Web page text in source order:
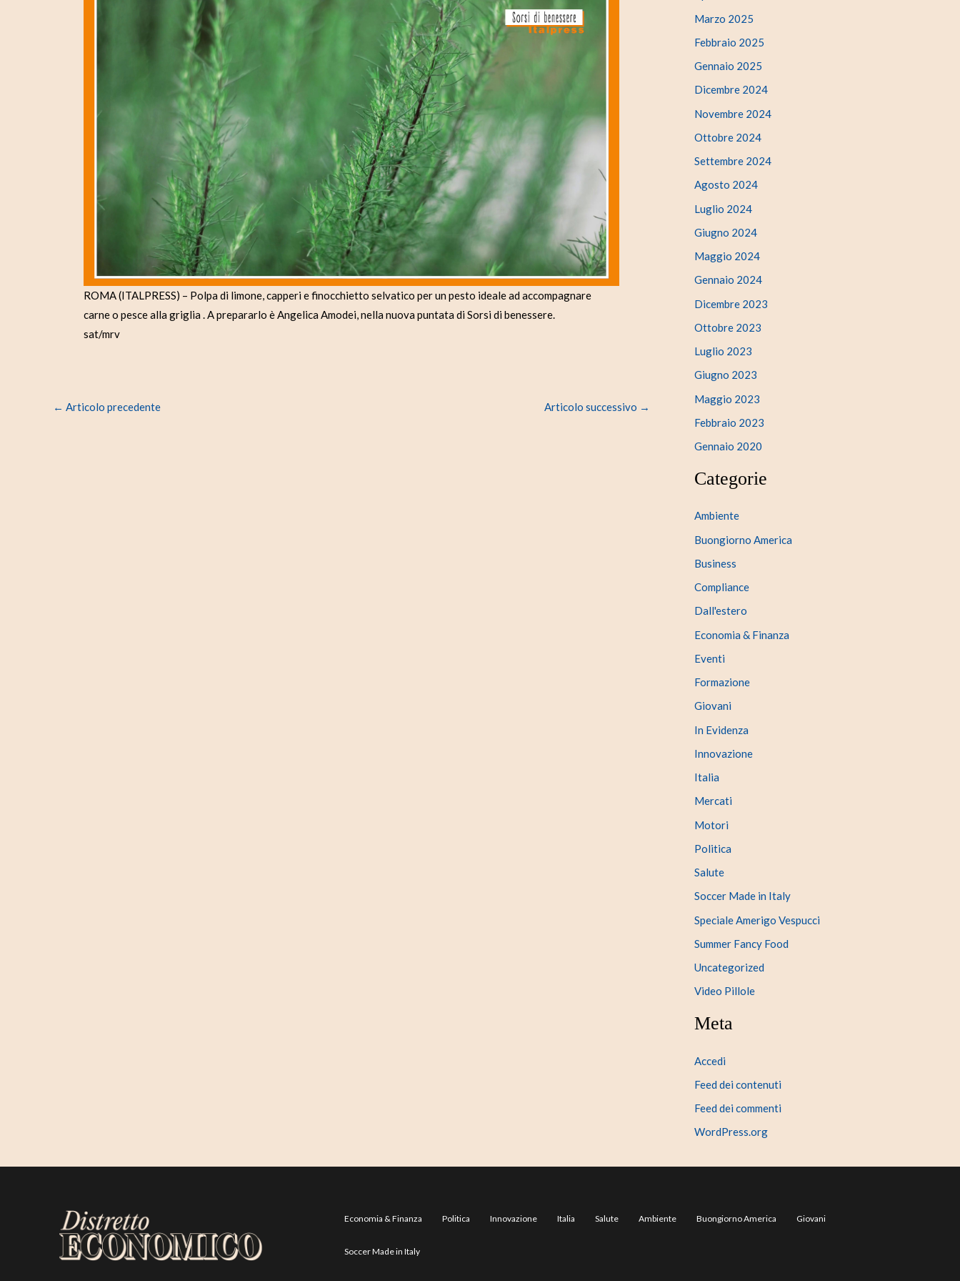
ROMA (ITALPRESS) – Polpa di limone, capperi e finocchietto selvatico per un pesto ideale ad accompagnare
carne o pesce alla griglia . A prepararlo è Angelica Amodei, nella nuova puntata di Sorsi di benessere.
sat/mrv
← Articolo precedente Articolo successivo →
Marzo 2025
Febbraio 2025
Gennaio 2025
Dicembre 2024
Novembre 2024
Ottobre 2024
Settembre 2024
Agosto 2024
Luglio 2024
Giugno 2024
Maggio 2024
Gennaio 2024
Dicembre 2023
Ottobre 2023
Luglio 2023
Giugno 2023
Maggio 2023
Febbraio 2023
Gennaio 2020
Categorie
Ambiente
Buongiorno America
Business
Compliance
Dall'estero
Economia & Finanza
Eventi
Formazione
Giovani
In Evidenza
Innovazione
Italia
Mercati
Motori
Politica
Salute
Soccer Made in Italy
Speciale Amerigo Vespucci
Summer Fancy Food
Uncategorized
Video Pillole
Meta
Accedi
Feed dei contenuti
Feed dei commenti
WordPress.org
Economia & Finanza Politica Innovazione Italia Salute Ambiente Buongiorno America Giovani
Soccer Made in Italy